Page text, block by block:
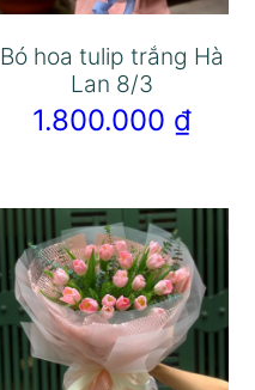
Bó hoa tulip trắng Hà
Lan 8/3
1.800.000 ₫